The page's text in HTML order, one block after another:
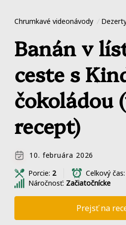
Chrumkavé videonávody
Banán v
ceste s
čokoládou
recept)
10. februára 2026
Porcie: 2 Celkový čas:
Náročnosť: Začiatočnícke
Prejsť na